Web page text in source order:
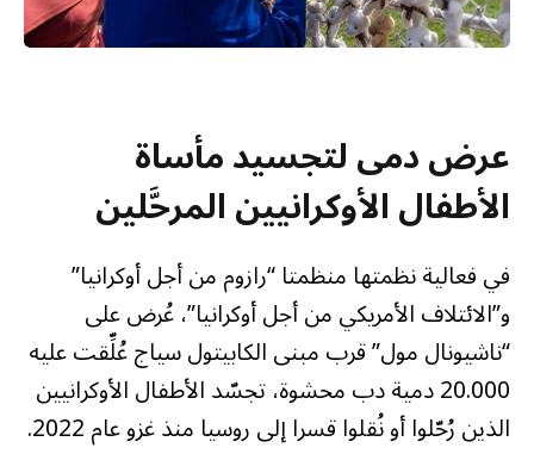
عرض دمى لتجسيد مأساة
الأطفال الأوكرانيين المرحَّلين
في فعالية نظمتها منظمتا “رازوم من أجل أوكرانيا”
و”الائتلاف الأمريكي من أجل أوكرانيا”، عُرض على
“ناشيونال مول” قرب مبنى الكابيتول سياج عُلِّقت عليه
20.000 دمية دب محشوة، تجسّد الأطفال الأوكرانيين
الذين رُحّلوا أو نُقلوا قسرا إلى روسيا منذ غزو عام 2022.